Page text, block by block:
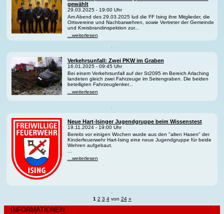
gewählt
29.03.2025 - 19:00 Uhr
Am Abend des 29.03.2025 lud die FF Ising ihre Mitglieder, die
Ortsvereine und Nachbarwehren, sowie Vertreter der Gemeinde
und Kreisbrandinspektion zur...
...weiterlesen
Verkehrsunfall: Zwei PKW im Graben
16.01.2025 - 09:45 Uhr
Bei einem Verkehrsunfall auf der St2095 im Bereich Arlaching
landeten gleich zwei Fahrzeuge im Seitengraben. Die beiden
beteiligten Fahrzeuglenker...
...weiterlesen
Neue Hart-Isinger Jugendgruppe beim Wissenstest
19.11.2024 - 19:00 Uhr
Bereits vor einigen Wochen wurde aus den "alten Hasen" der
Kinderfeuerwehr Hart-Ising eine neue Jugendgruppe für beide
Wehren aufgebaut.
...weiterlesen
1 2 3 4von 24 »
INFORMATIONEN